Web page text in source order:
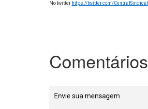
No twitter https://twitter.com/CentralSindical
Comentários